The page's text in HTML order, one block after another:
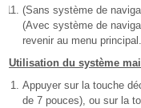
(Sans système de
(Avec système de
revenir au menu
Utilisation du système
Appuyer sur la touche
de 7 pouces), ou sur la